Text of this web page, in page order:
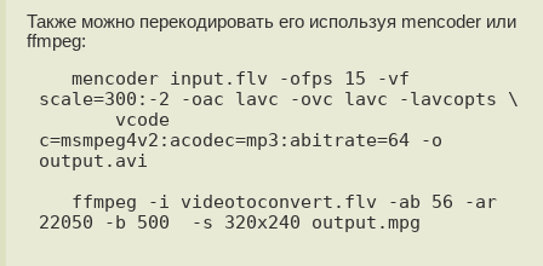
Также можно перекодировать его используя mencoder или
ffmpeg:
scale=300:-2 -oac lavc -ovc lavc -lavcopts \
c=msmpeg4v2:acodec=mp3:abitrate=64 -o
output.avi
22050 -b 500  -s 320x240 output.mpg